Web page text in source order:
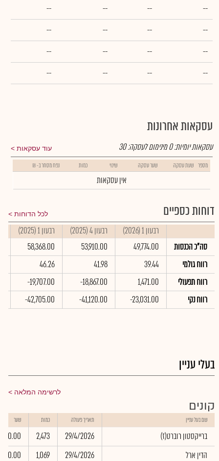
--
--
--
--
--
--
--
--
--
--
--
--
--
--
--
--
עסקאות אחרונות
עוד עסקאות עסקאות יומיות:0מינימום לעסקה:30
מספר שעת עסקה שער עסקה שינוי כמות נפח מסחר ב- ₪
אין עסקאות
דוחות כספיים לכל הדוחות
רבעון 1 (2026) רבעון 4 (2025) רבעון 1 (2025)
סה"כ הכנסות
49,774.00
53,910.00
58,368.00
רווח גולמי
39.44
41.98
46.26
רווח תפעולי
1,471.00
-18,867.00
-19,707.00
רווח נקי
-23,031.00
-41,120.00
-42,705.00
בעלי עניין
לרשימה המלאה
קונים
שם בעל עניין תאריך פעולה כמות שער
(ברייקסטון רוברט(ז 29/4/2026
2,473
0.00
הדין ארל
29/4/2026
1,069
0.00